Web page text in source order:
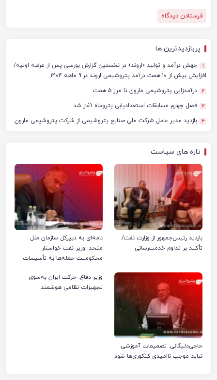
پربازدیدترین ها
1
جهش درآمد و تولید «اروند» در نخستین گزارش بورسی پس از عرضه اولیه/
افزایش بیش از ۱۰ همت درآمد پتروشیمی اروند در ۹ ماهه ۱۴۰۴
2 درآمدزایی پتروشیمی مارون تا مرز ۵ همت
3 فصل چهارم مسابقات استعدادیابی پتروماه آغاز شد
4 بازدید مدیر عامل شرکت ملی صنایع پتروشیمی از شرکت پتروشیمی مارون
تازه های سیاست
بازدید رئیس‌جمهور از وزارت نفت/
تأکید بر تداوم خدمت‌رسانی
نامه‌ای به دبیرکل سازمان ملل
متحد: وزیر نفت خواستار
محکومیت حمله‌ها به تأسیسات
حاجی‌دلیگانی: تصمیمات آموزشی
نباید موجب ناامیدی کنکوری‌ها شود
وزیر دفاع: حرکت ایران به‌سوی
تجهیزات نظامی هوشمند